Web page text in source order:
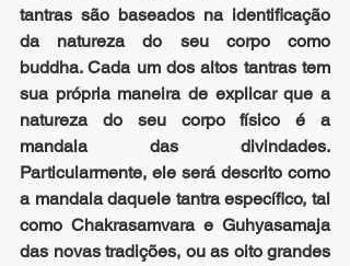
tantras são baseados na identificação
da natureza do seu corpo como
buddha. Cada um dos altos tantras tem
sua própria maneira de explicar que a
natureza do seu corpo físico é a
mandala das divindades.
Particularmente, ele será descrito como
a mandala daquele tantra específico, tal
como Chakrasamvara e Guhyasamaja
das novas tradições, ou as oito grandes